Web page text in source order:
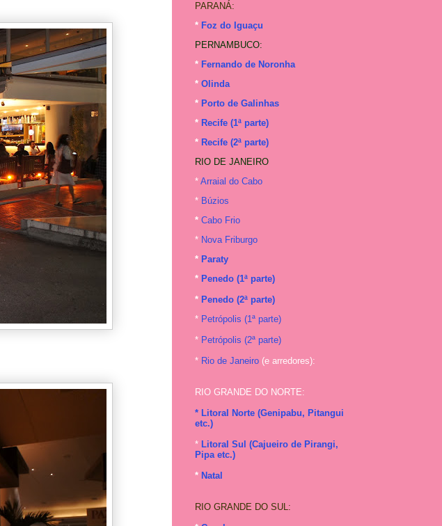
PARANÁ:
* Foz do Iguaçu
PERNAMBUCO:
* Fernando de Noronha
* Olinda
* Porto de Galinhas
* Recife (1ª parte)
* Recife (2ª parte)
RIO DE JANEIRO
* Arraial do Cabo
* Búzios
* Cabo Frio
* Nova Friburgo
* Paraty
* Penedo (1ª parte)
* Penedo (2ª parte)
* Petrópolis (1ª parte)
* Petrópolis (2ª parte)
* Rio de Janeiro (e arredores):
RIO GRANDE DO NORTE:
* Litoral Norte (Genipabu, Pitangui
etc.)
* Litoral Sul (Cajueiro de Pirangi,
Pipa etc.)
* Natal
RIO GRANDE DO SUL: